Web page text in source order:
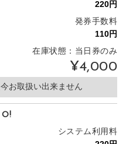
発券手数料
在庫状態：当日券のみ
¥4,000
お取扱い出来ません
O!
システム利用料